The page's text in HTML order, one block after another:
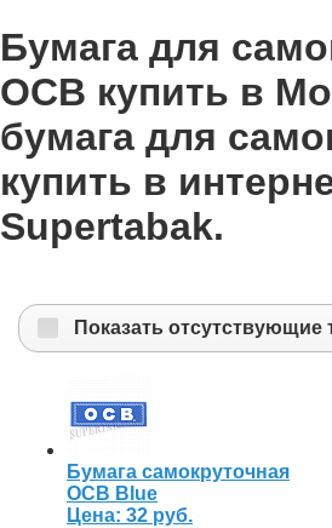
Бумага для
OCB купить в
бумага для
купить в
Supertabak.
Показать отсутствующие
Бумага самокруточная
OCB Blue
Цена: 32 руб.